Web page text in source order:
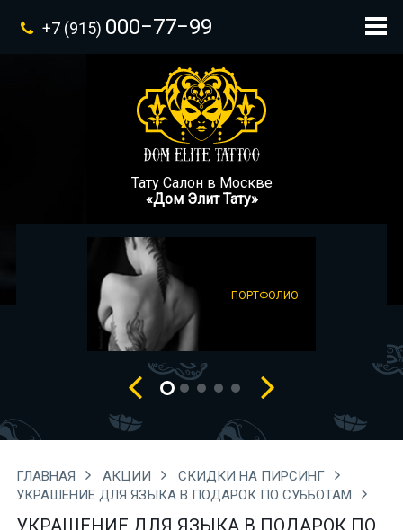
+7 (915) 000−77−99
Тату Салон в Москве
«Дом Элит Тату»
ПОРТФОЛИО
ГЛАВНАЯ АКЦИИ
СКИДКИ НА ПИРСИНГ
УКРАШЕНИЕ ДЛЯ ЯЗЫКА В ПОДАРОК ПО СУББОТАМ
УКРАШЕНИЕ ДЛЯ ЯЗЫКА В ПОДАРОК ПО